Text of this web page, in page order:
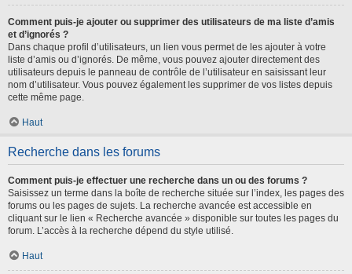
Comment puis-je ajouter ou supprimer des utilisateurs de ma liste d’amis
et d’ignorés ?
Dans chaque profil d’utilisateurs, un lien vous permet de les ajouter à votre
liste d’amis ou d’ignorés. De même, vous pouvez ajouter directement des
utilisateurs depuis le panneau de contrôle de l’utilisateur en saisissant leur
nom d’utilisateur. Vous pouvez également les supprimer de vos listes depuis
cette même page.
Haut
Recherche dans les forums
Comment puis-je effectuer une recherche dans un ou des forums ?
Saisissez un terme dans la boîte de recherche située sur l’index, les pages des
forums ou les pages de sujets. La recherche avancée est accessible en
cliquant sur le lien « Recherche avancée » disponible sur toutes les pages du
forum. L’accès à la recherche dépend du style utilisé.
Haut